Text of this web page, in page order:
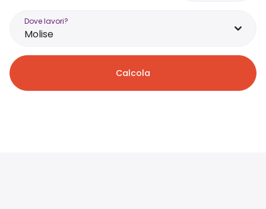
Dove lavori?
Molise
Calcola